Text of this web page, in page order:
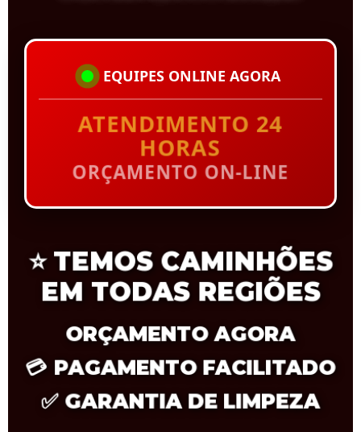
EQUIPES ONLINE AGORA
ATENDIMENTO 24
HORAS
ORÇAMENTO ON-LINE
⭐ TEMOS CAMINHÕES
EM TODAS REGIÕES
ORÇAMENTO AGORA
💳 PAGAMENTO FACILITADO
✅ GARANTIA DE LIMPEZA